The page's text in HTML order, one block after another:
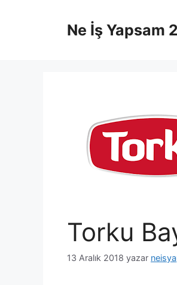
Ne İş Yapsam
Torku
13 Aralık 2018 yazar